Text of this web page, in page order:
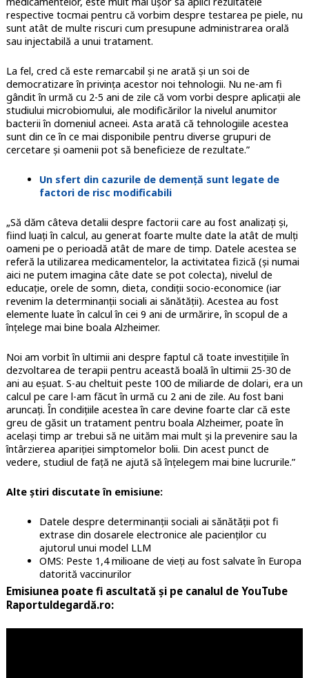
respective tocmai pentru că vorbim despre testarea pe piele, nu
sunt atât de multe riscuri cum presupune administrarea orală
sau injectabilă a unui tratament.
La fel, cred că este remarcabil și ne arată și un soi de
democratizare în privința acestor noi tehnologii. Nu ne-am fi
gândit în urmă cu 2-5 ani de zile că vom vorbi despre aplicații ale
studiului microbiomului, ale modificărilor la nivelul anumitor
bacterii în domeniul acneei. Asta arată că tehnologiile acestea
sunt din ce în ce mai disponibile pentru diverse grupuri de
cercetare și oamenii pot să beneficieze de rezultate.”
Un sfert din cazurile de demență sunt legate de
factori de risc modificabili
„Să dăm câteva detalii despre factorii care au fost analizați și,
fiind luați în calcul, au generat foarte multe date la atât de mulți
oameni pe o perioadă atât de mare de timp. Datele acestea se
referă la utilizarea medicamentelor, la activitatea fizică (și numai
aici ne putem imagina câte date se pot colecta), nivelul de
educație, orele de somn, dieta, condiții socio-economice (iar
revenim la determinanții sociali ai sănătății). Acestea au fost
elemente luate în calcul în cei 9 ani de urmărire, în scopul de a
înțelege mai bine boala Alzheimer.
Noi am vorbit în ultimii ani despre faptul că toate investițiile în
dezvoltarea de terapii pentru această boală în ultimii 25-30 de
ani au eșuat. S-au cheltuit peste 100 de miliarde de dolari, era un
calcul pe care l-am făcut în urmă cu 2 ani de zile. Au fost bani
aruncați. În condițiile acestea în care devine foarte clar că este
greu de găsit un tratament pentru boala Alzheimer, poate în
același timp ar trebui să ne uităm mai mult și la prevenire sau la
întârzierea apariției simptomelor bolii. Din acest punct de
vedere, studiul de față ne ajută să înțelegem mai bine lucrurile.”
Alte știri discutate în emisiune:
Datele despre determinanții sociali ai sănătății pot fi
extrase din dosarele electronice ale pacienților cu
ajutorul unui model LLM
OMS: Peste 1,4 milioane de vieți au fost salvate în Europa
datorită vaccinurilor
Emisiunea poate fi ascultată și pe canalul de YouTube
Raportuldegardă.ro: